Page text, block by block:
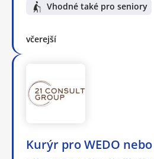
Vhodné také pro seniory
včerejší
Kurýr pro WEDO